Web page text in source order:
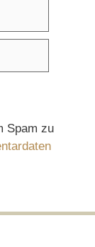
Spam zu